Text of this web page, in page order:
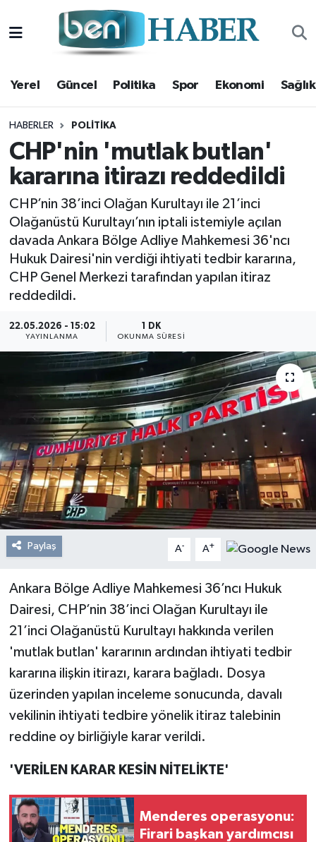
Yerel Güncel Politika Spor Ekonomi Sağlık
HABERLER POLITIKA
CHP'nin 'mutlak butlan'
kararına itirazı reddedildi
CHP’nin 38’inci Olağan Kurultayı ile 21’inci
Olağanüstü Kurultayı’nın iptali istemiyle açılan
davada Ankara Bölge Adliye Mahkemesi 36'ncı
Hukuk Dairesi'nin verdiği ihtiyati tedbir kararına,
CHP Genel Merkezi tarafından yapılan itiraz
reddedildi.
22.05.2026 - 15:02
YAYINLANMA
1 DK
OKUNMA SÜRESI
Paylaş A- A+
Ankara Bölge Adliye Mahkemesi 36’ncı Hukuk
Dairesi, CHP’nin 38’inci Olağan Kurultayı ile
21’inci Olağanüstü Kurultayı hakkında verilen
'mutlak butlan' kararının ardından ihtiyati tedbir
kararına ilişkin itirazı, karara bağladı. Dosya
üzerinden yapılan inceleme sonucunda, davalı
vekilinin ihtiyati tedbire yönelik itiraz talebinin
reddine oy birliğiyle karar verildi.
'VERİLEN KARAR KESİN NİTELİKTE'
Menderes operasyonu:
Firari başkan yardımcısı
Yerel
Güncel
Politika
Spor
Ekonomi
Sağlık
Magazin
Resmi Reklam
Hava Durumu
Trafik Durumu
Süper Lig Puan Durumu ve Fikstür
Tüm Manşetler
Son Dakika Haberleri
Haber Arşivi